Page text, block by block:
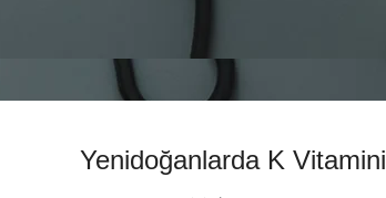
Yenidoğanlarda K